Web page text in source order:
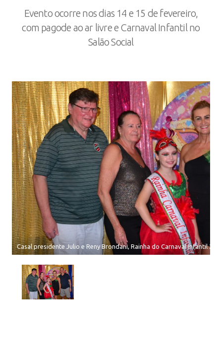
Evento ocorre nos dias 14 e 15 de fevereiro,
com pagode ao ar livre e Carnaval Infantil no
Salão Social
Casal presidente Julio e Reny Brondani, Rainha do Carnaval Infantil